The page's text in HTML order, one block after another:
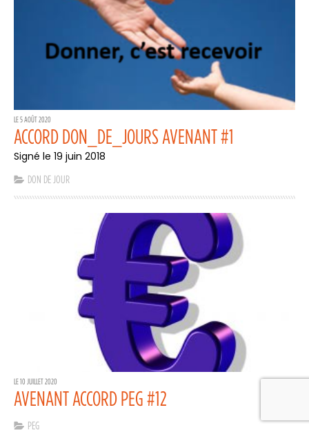
LE 5 AOÛT 2020
ACCORD DON_DE_JOURS AVENANT #1
Signé le 19 juin 2018
DON DE JOUR
LE 10 JUILLET 2020
AVENANT ACCORD PEG #12
PEG